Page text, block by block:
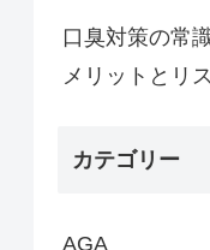
口臭対策の常
メリットとリ
カテゴリー
AGA